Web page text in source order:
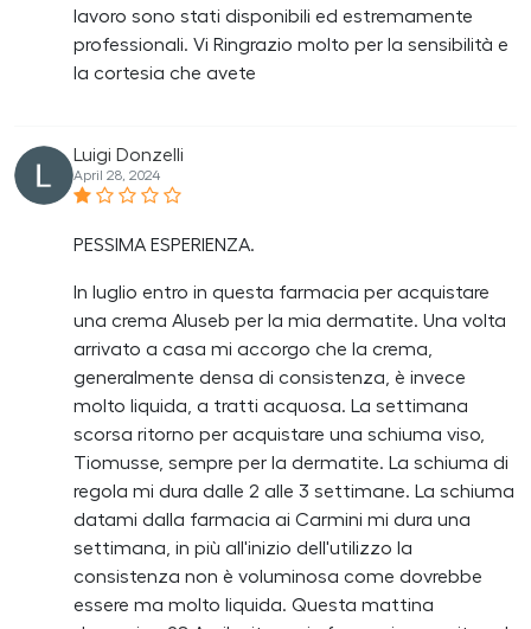
lavoro sono stati disponibili ed estremamente
professionali. Vi Ringrazio molto per la sensibilità e
la cortesia che avete
Luigi Donzelli
April 28, 2024
PESSIMA ESPERIENZA.
In luglio entro in questa farmacia per acquistare
una crema Aluseb per la mia dermatite. Una volta
arrivato a casa mi accorgo che la crema,
generalmente densa di consistenza, è invece
molto liquida, a tratti acquosa. La settimana
scorsa ritorno per acquistare una schiuma viso,
Tiomusse, sempre per la dermatite. La schiuma di
regola mi dura dalle 2 alle 3 settimane. La schiuma
datami dalla farmacia ai Carmini mi dura una
settimana, in più all'inizio dell'utilizzo la
consistenza non è voluminosa come dovrebbe
essere ma molto liquida. Questa mattina